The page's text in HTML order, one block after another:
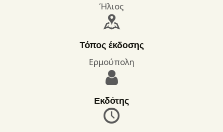
ΔΡΑΣΤΗΡΙΟΤΗΤΕΣ
ΕΠΙΚΟΙΝΩΝΊΑ
ΌΡΟΙ ΧΡΉΣΗΣ
Ήλιος
Τόπος έκδοσης
Ερμούπολη
Εκδότης